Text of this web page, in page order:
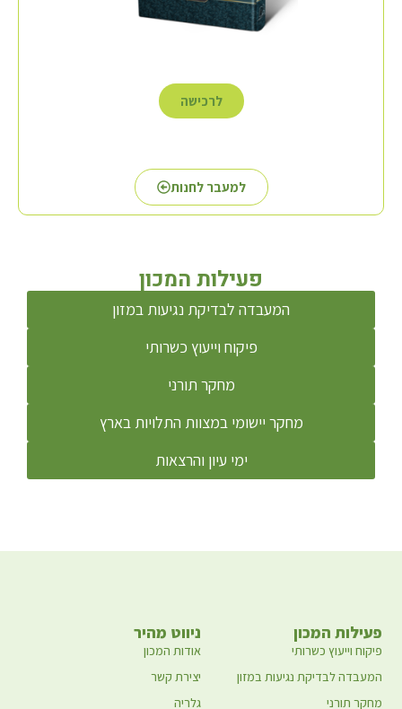
לרכישה
למעבר לחנות
פעילות המכון
המעבדה לבדיקת נגיעות במזון
פיקוח וייעוץ כשרותי
מחקר תורני
מחקר יישומי במצוות התלויות בארץ
ימי עיון והרצאות
ניווט מהיר
אודות המכון
יצירת קשר
גלריה
פעילות המכון
פיקוח וייעוץ כשרותי
המעבדה לבדיקת נגיעות במזון
מחקר תורני